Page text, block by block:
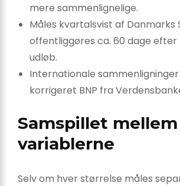
mere sammenlignelige.
Måles kvartalsvist af Danmarks
offentliggøres ca. 60 dage
udløb.
Internationale
korrigeret BNP fra
Samspillet mellem
variablerne
Selv om hver størrelse måles